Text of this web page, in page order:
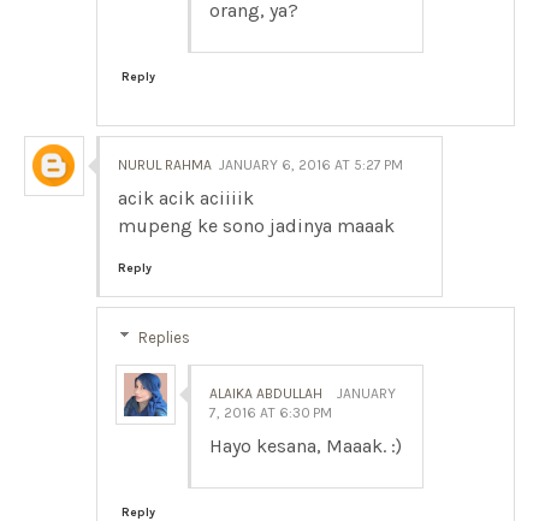
orang, ya?
Reply
NURUL RAHMA JANUARY 6, 2016 AT 5:27 PM
acik acik aciiiik
mupeng ke sono jadinya maaak
Reply
Replies
ALAIKA ABDULLAH
JANUARY
7, 2016 AT 6:30 PM
Hayo kesana, Maaak. :)
Reply